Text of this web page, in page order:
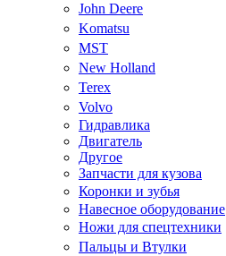
John Deere
Komatsu
MST
New Holland
Terex
Volvo
Гидравлика
Двигатель
Другое
Запчасти для кузова
Коронки и зубья
Навесное оборудование
Ножи для спецтехники
Пальцы и Втулки